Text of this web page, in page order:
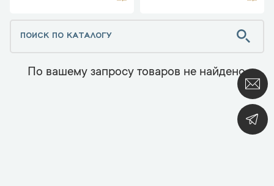
По вашему запросу товаров не найдено